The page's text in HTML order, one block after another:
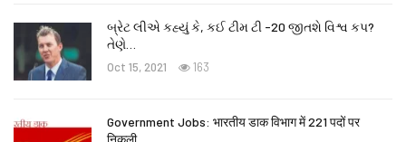
બ્રેટ લીએ કહ્યું કે, કઈ ટીમ ટી -20 જીતશે વિશ્વ કપ?
તેણે
Oct 15, 2021 163
Government Jobs: भारतीय डाक विभाग में 221 पदों पर
निकली…